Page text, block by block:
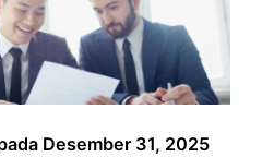
Desember 31, 2025